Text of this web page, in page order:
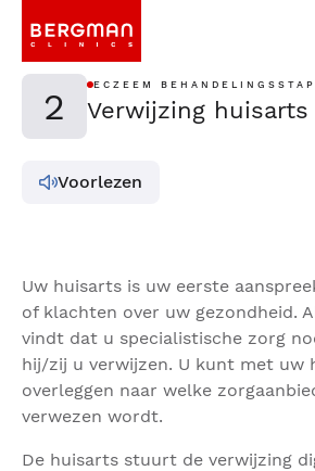
2 ECZEEM BEHANDELINGSSTAP
Verwijzing huisarts
Voorlezen
Uw huisarts is uw eerste
of klachten over uw gezondheid.
vindt dat u specialistische zorg
hij/zij u verwijzen. U kunt met uw
overleggen naar welke
verwezen wordt.
De huisarts stuurt de verwijzing